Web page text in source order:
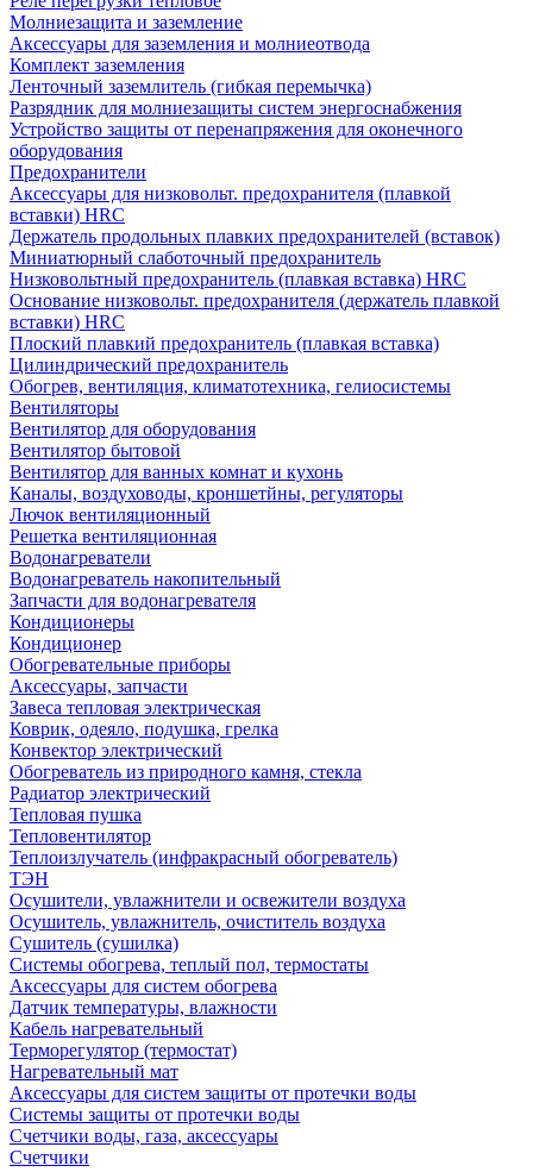
Молниезащита и заземление
Аксессуары для заземления и молниеотвода
Комплект заземления
Ленточный заземлитель (гибкая перемычка)
Разрядник для молниезащиты систем энергоснабжения
Устройство защиты от перенапряжения для оконечного
оборудования
Предохранители
Аксессуары для низковольт. предохранителя (плавкой
вставки) HRC
Держатель продольных плавких предохранителей (вставок)
Миниатюрный слаботочный предохранитель
Низковольтный предохранитель (плавкая вставка) HRC
Основание низковольт. предохранителя (держатель плавкой
вставки) HRC
Плоский плавкий предохранитель (плавкая вставка)
Цилиндрический предохранитель
Обогрев, вентиляция, климатотехника, гелиосистемы
Вентиляторы
Вентилятор для оборудования
Вентилятор бытовой
Вентилятор для ванных комнат и кухонь
Каналы, воздуховоды, кроншетйны, регуляторы
Лючок вентиляционный
Решетка вентиляционная
Водонагреватели
Водонагреватель накопительный
Запчасти для водонагревателя
Кондиционеры
Кондиционер
Обогревательные приборы
Аксессуары, запчасти
Завеса тепловая электрическая
Коврик, одеяло, подушка, грелка
Конвектор электрический
Обогреватель из природного камня, стекла
Радиатор электрический
Тепловая пушка
Тепловентилятор
Теплоизлучатель (инфракрасный обогреватель)
ТЭН
Осушители, увлажнители и освежители воздуха
Осушитель, увлажнитель, очиститель воздуха
Сушитель (сушилка)
Системы обогрева, теплый пол, термостаты
Аксессуары для систем обогрева
Датчик температуры, влажности
Кабель нагревательный
Терморегулятор (термостат)
Нагревательный мат
Аксессуары для систем защиты от протечки воды
Системы защиты от протечки воды
Счетчики воды, газа, аксессуары
Счетчики